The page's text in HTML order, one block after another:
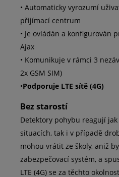
• Automaticky vyrozumí
přijímací centrum
• Je ovládán a konfigurován
Ajax
• Komunikuje v rámci 3
2x GSM SIM)
•Podporuje LTE sítě (4G)
Bez starostí
Detektory pohybu reagují
situacích, tak i v případě
mohou vrátit ze školy, aniž
zabezpečovací systém, a
LTE (4G) se za těchto